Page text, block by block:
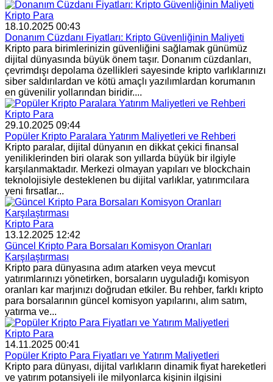
Kripto Para
18.10.2025 00:43
Donanım Cüzdanı Fiyatları: Kripto Güvenliğinin Maliyeti
Kripto para birimlerinizin güvenliğini sağlamak günümüz
dijital dünyasında büyük önem taşır. Donanım cüzdanları,
çevrimdışı depolama özellikleri sayesinde kripto varlıklarınızı
siber saldırılardan ve kötü amaçlı yazılımlardan korumanın
en güvenilir yollarından biridir....
Kripto Para
29.10.2025 09:44
Popüler Kripto Paralara Yatırım Maliyetleri ve Rehberi
Kripto paralar, dijital dünyanın en dikkat çekici finansal
yeniliklerinden biri olarak son yıllarda büyük bir ilgiyle
karşılanmaktadır. Merkezi olmayan yapıları ve blockchain
teknolojisiyle desteklenen bu dijital varlıklar, yatırımcılara
yeni fırsatlar...
Kripto Para
13.12.2025 12:42
Güncel Kripto Para Borsaları Komisyon Oranları
Karşılaştırması
Kripto para dünyasına adım atarken veya mevcut
yatırımlarınızı yönetirken, borsaların uyguladığı komisyon
oranları kar marjınızı doğrudan etkiler. Bu rehber, farklı kripto
para borsalarının güncel komisyon yapılarını, alım satım,
yatırma ve...
Kripto Para
14.11.2025 00:41
Popüler Kripto Para Fiyatları ve Yatırım Maliyetleri
Kripto para dünyası, dijital varlıkların dinamik fiyat hareketleri
ve yatırım potansiyeli ile milyonlarca kişinin ilgisini